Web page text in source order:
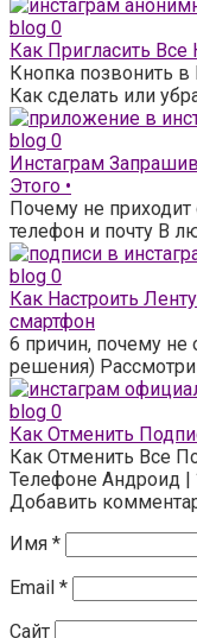
blog 0
Как Пригласить Все
Кнопка позвонить в
Как сделать или
blog 0
Инстаграм
Этого •
Почему не
телефон и почту В
blog 0
Как Настроить
смартфон
6 причин, почему не
решения)
blog 0
Как Отменить
Как Отменить Все
Телефоне Андроид |
Добавить
Имя *
Email *
Сайт